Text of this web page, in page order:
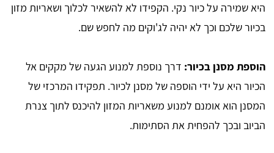
היא שמירה על כיור נקי. הקפידו לא להשאיר לכלוך ושאריות מזון
בכיור שלכם וכך לא יהיה לג'וקים מה לחפש שם.
הוספת מסנן בכיור: דרך נוספת למנוע הגעה של מקקים אל
הכיור היא על ידי הוספה של מסנן לכיור. תפקידו המרכזי של
המסנן הוא אומנם למנוע משאריות המזון להיכנס לתוך צנרת
הביוב ובכך להפחית את הסתימות.